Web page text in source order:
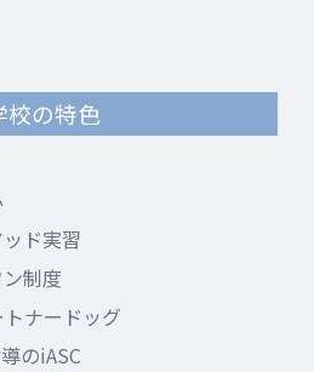
校の特色
ド実習
制度
ナードッグ
のiASC